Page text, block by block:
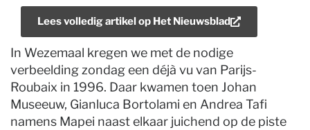
In Wezemaal kregen we met de nodige
verbeelding zondag een déjà vu van Parijs-
Roubaix in 1996. Daar kwamen toen Johan
Museeuw, Gianluca Bortolami en Andrea Tafi
namens Mapei naast elkaar juichend op de piste
Lees volledig artikel op Het Nieuwsblad